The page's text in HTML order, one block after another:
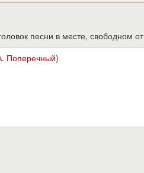
песни в месте, свободном
Поперечный)